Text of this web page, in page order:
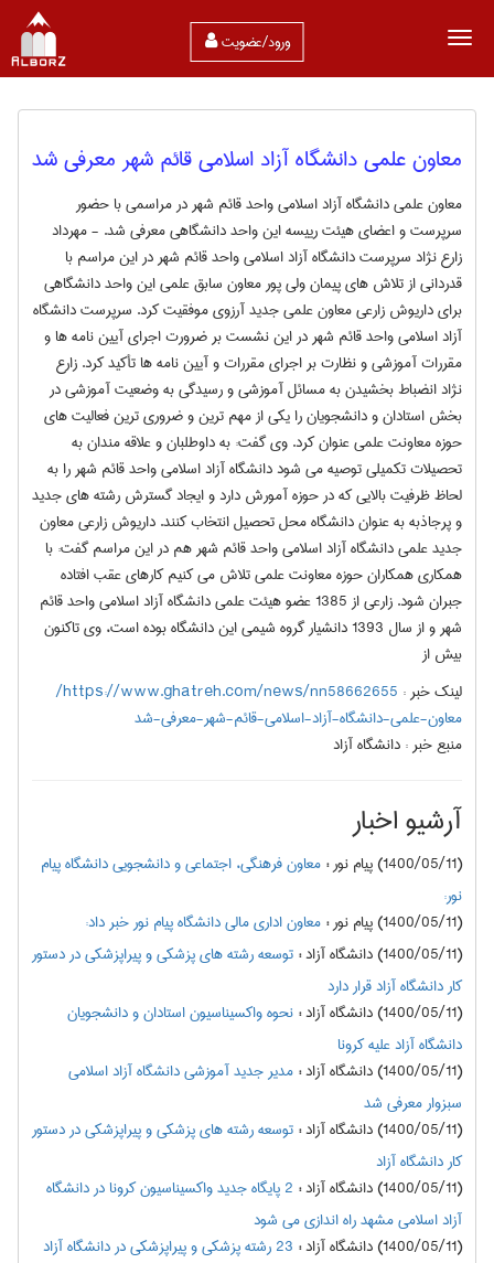
ورود/عضویت
معاون علمی دانشگاه آزاد اسلامی قائم شهر معرفی شد
معاون علمی دانشگاه آزاد اسلامی واحد قائم شهر در مراسمی با حضور
سرپرست و اعضای هیئت رییسه این واحد دانشگاهی معرفی شد. - مهرداد
زارع نژاد سرپرست دانشگاه آزاد اسلامی واحد قائم شهر در این مراسم با
قدردانی از تلاش های پیمان ولی پور معاون سابق علمی این واحد دانشگاهی
برای داریوش زارعی معاون علمی جدید آرزوی موفقیت کرد. سرپرست دانشگاه
آزاد اسلامی واحد قائم شهر در این نشست بر ضرورت اجرای آیین نامه ها و
مقررات آموزشی و نظارت بر اجرای مقررات و آیین نامه ها تأکید کرد. زارع
نژاد انضباط بخشیدن به مسائل آموزشی و رسیدگی به وضعیت آموزشی در
بخش استادان و دانشجویان را یکی از مهم ترین و ضروری ترین فعالیت های
حوزه معاونت علمی عنوان کرد. وی گفت: به داوطلبان و علاقه مندان به
تحصیلات تکمیلی توصیه می شود دانشگاه آزاد اسلامی واحد قائم شهر را به
لحاظ ظرفیت بالایی که در حوزه آمورش دارد و ایجاد گسترش رشته های جدید
و پرجاذبه به عنوان دانشگاه محل تحصیل انتخاب کنند. داریوش زارعی معاون
جدید علمی دانشگاه آزاد اسلامی واحد قائم شهر هم در این مراسم گفت: با
همکاری همکاران حوزه معاونت علمی تلاش می کنیم کارهای عقب افتاده
جبران شود. زارعی از 1385 عضو هیئت علمی دانشگاه آزاد اسلامی واحد قائم
شهر و از سال 1393 دانشیار گروه شیمی این دانشگاه بوده است، وی تاکنون
بیش از
لینک خبر :
https://www.ghatreh.com/news/nn58662655/
معاون-علمی-دانشگاه-آزاد-اسلامی-قائم-شهر-معرفی-شد
منبع خبر :دانشگاه آزاد
آرشیو اخبار
(1400/05/11) پیام نور :معاون فرهنگی، اجتماعی و دانشجویی دانشگاه پیام
نور:
(1400/05/11) پیام نور
:معاون اداری مالی دانشگاه پیام نور خبر داد:
(1400/05/11) دانشگاه آزاد
:توسعه رشته های پزشکی و پیراپزشکی در دستور
کار دانشگاه آزاد قرار دارد
(1400/05/11) دانشگاه آزاد
:نحوه واکسیناسیون استادان و دانشجویان
دانشگاه آزاد علیه کرونا
(1400/05/11) دانشگاه آزاد
:مدیر جدید آموزشی دانشگاه آزاد اسلامی
سبزوار معرفی شد
(1400/05/11) دانشگاه آزاد
:توسعه رشته های پزشکی و پیراپزشکی در دستور
کار دانشگاه آزاد
(1400/05/11) دانشگاه آزاد
:
2 پایگاه جدید واکسیناسیون کرونا در دانشگاه
آزاد اسلامی مشهد راه اندازی می شود
(1400/05/11) دانشگاه آزاد
:
23 رشته پزشکی و پیراپزشکی در دانشگاه آزاد